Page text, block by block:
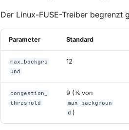
Der Linux-FUSE-Treiber begrenzt
Parameter Standard
max_backgro
und
12
congestion_
threshold
9 (¾ von
max_backgroun
d )